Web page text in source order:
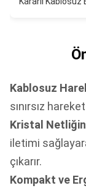
Kablosuz
sınırsız
Kristal
iletimi
çıkarır.
Kompakt ve